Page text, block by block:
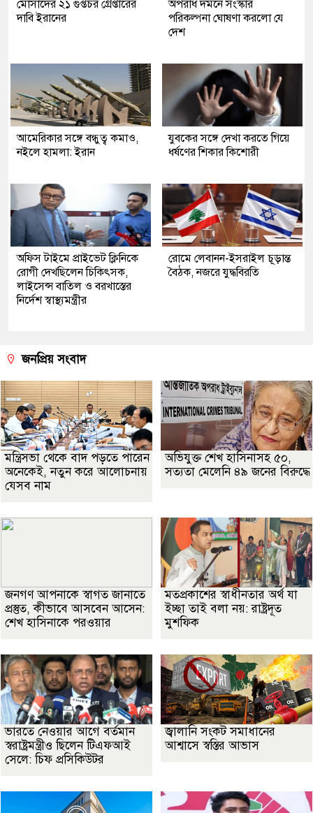
মোসাদের ২১ গুপ্তচর গ্রেপ্তারের
দাবি ইরানের
অপরাধ দমনে সংস্কার
পরিকল্পনা ঘোষণা করলো যে
দেশ
আমেরিকার সঙ্গে বন্ধুত্ব কমাও,
নইলে হামলা: ইরান
যুবকের সঙ্গে দেখা করতে গিয়ে
ধর্ষণের শিকার কিশোরী
অফিস টাইমে প্রাইভেট ক্লিনিকে
রোগী দেখছিলেন চিকিৎসক,
লাইসেন্স বাতিল ও বরখাস্তের
নির্দেশ স্বাস্থ্যমন্ত্রীর
রোমে লেবানন-ইসরাইল চূড়ান্ত
বৈঠক, নজরে যুদ্ধবিরতি
জনপ্রিয় সংবাদ
মন্ত্রিসভা থেকে বাদ পড়তে পারেন
অনেকেই, নতুন করে আলোচনায়
যেসব নাম
অভিযুক্ত শেখ হাসিনাসহ ৫০,
সত্যতা মেলেনি ৪৯ জনের বিরুদ্ধে
জনগণ আপনাকে স্বাগত জানাতে
প্রস্তুত, কীভাবে আসবেন আসেন:
শেখ হাসিনাকে পরওয়ার
মতপ্রকাশের স্বাধীনতার অর্থ যা
ইচ্ছা তাই বলা নয়: রাষ্ট্রদূত
মুশফিক
ভারতে নেওয়ার আগে বর্তমান
স্বরাষ্ট্রমন্ত্রীও ছিলেন টিএফআই
সেলে: চিফ প্রসিকিউটর
জ্বালানি সংকট সমাধানের
আশ্বাসে স্বস্তির আভাস